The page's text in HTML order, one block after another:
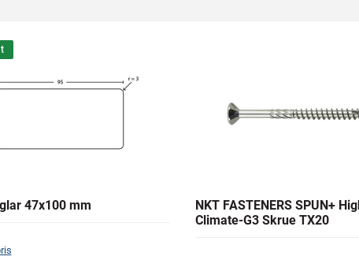
47x100 mm
NKT FASTENERS SPUN+
Climate-G3 Skrue TX20